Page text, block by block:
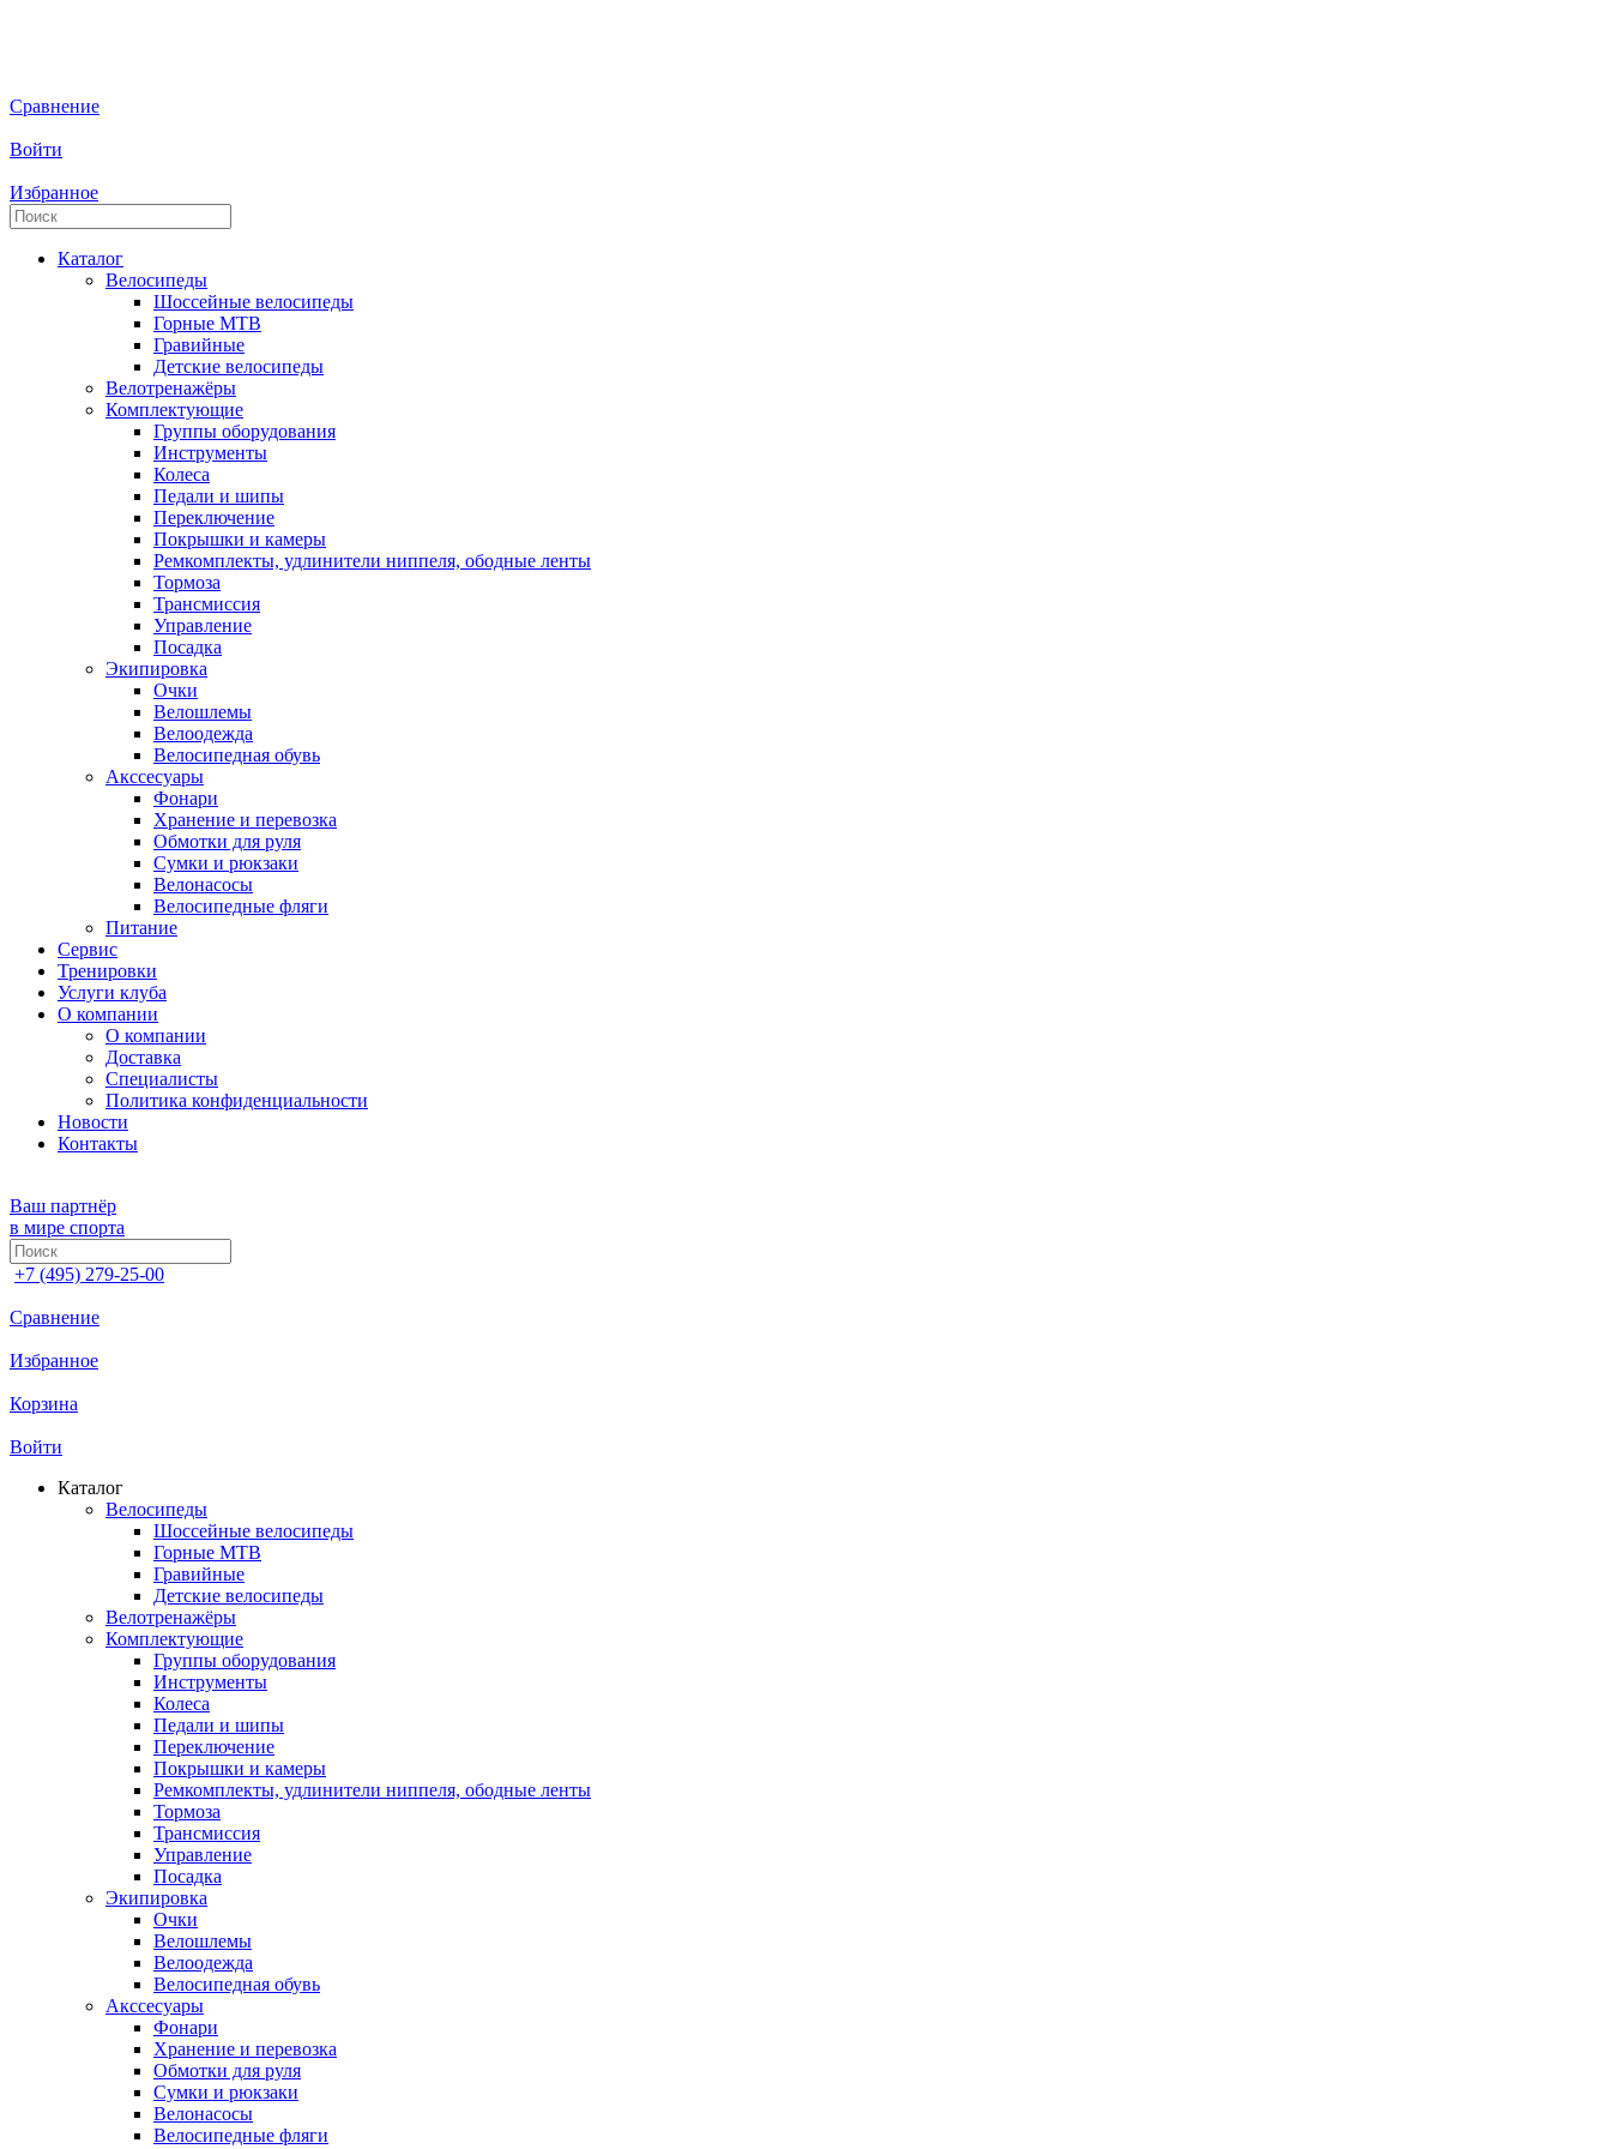
Сравнение
Войти
Избранное
Каталог
Велосипеды
Шоссейные велосипеды
Горные МTB
Гравийные
Детские велосипеды
Велотренажёры
Комплектующие
Группы оборудования
Инструменты
Колеса
Педали и шипы
Переключение
Покрышки и камеры
Ремкомплекты, удлинители ниппеля, ободные ленты
Тормоза
Трансмиссия
Управление
Посадка
Экипировка
Очки
Велошлемы
Велоодежда
Велосипедная обувь
Акссесуары
Фонари
Хранение и перевозка
Обмотки для руля
Сумки и рюкзаки
Велонасосы
Велосипедные фляги
Питание
Сервис
Тренировки
Услуги клуба
О компании
О компании
Доставка
Специалисты
Политика конфиденциальности
Новости
Контакты
Ваш партнёр
в мире спорта
+7 (495) 279-25-00
Сравнение
Избранное
Корзина
Войти
Каталог
Велосипеды
Шоссейные велосипеды
Горные МTB
Гравийные
Детские велосипеды
Велотренажёры
Комплектующие
Группы оборудования
Инструменты
Колеса
Педали и шипы
Переключение
Покрышки и камеры
Ремкомплекты, удлинители ниппеля, ободные ленты
Тормоза
Трансмиссия
Управление
Посадка
Экипировка
Очки
Велошлемы
Велоодежда
Велосипедная обувь
Акссесуары
Фонари
Хранение и перевозка
Обмотки для руля
Сумки и рюкзаки
Велонасосы
Велосипедные фляги